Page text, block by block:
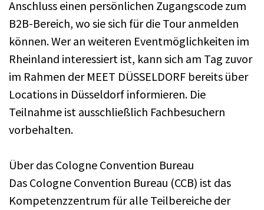
Anschluss einen persönlichen Zugangscode zum
B2B-Bereich, wo sie sich für die Tour anmelden
können. Wer an weiteren Eventmöglichkeiten im
Rheinland interessiert ist, kann sich am Tag zuvor
im Rahmen der MEET DÜSSELDORF bereits über
Locations in Düsseldorf informieren. Die
Teilnahme ist ausschließlich Fachbesuchern
vorbehalten.
Über das Cologne Convention Bureau
Das Cologne Convention Bureau (CCB) ist das
Kompetenzzentrum für alle Teilbereiche der